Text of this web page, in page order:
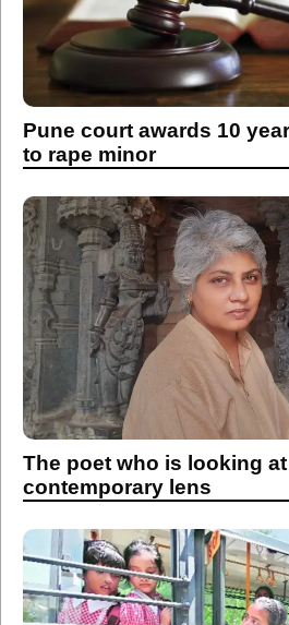
Pune court awards 10
to rape minor
The poet who is looking
contemporary lens